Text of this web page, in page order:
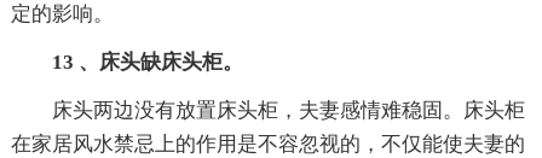
定的影响。
13 、床头缺床头柜。
床头两边没有放置床头柜，夫妻感情难稳固。床头柜
在家居风水禁忌上的作用是不容忽视的，不仅能使夫妻的